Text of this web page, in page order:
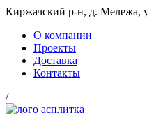
Киржачский р-н, д. Мележа,
О компании
Проекты
Доставка
Контакты
/